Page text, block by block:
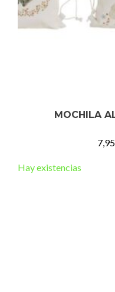
MOCHILA
7,95
Hay existencias